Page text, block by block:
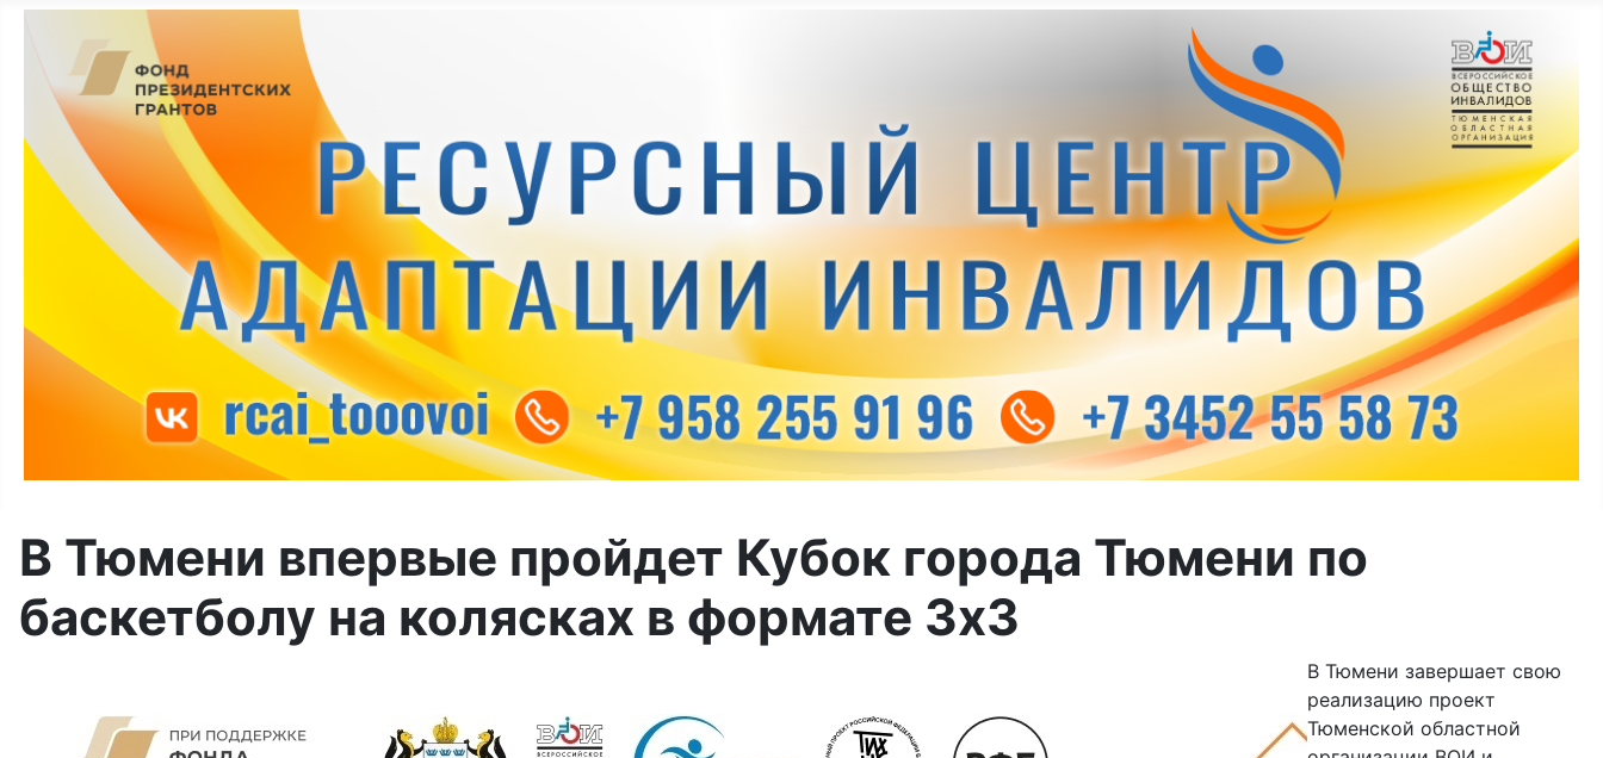
В Тюмени впервые пройдет Кубок города Тюмени по
баскетболу на колясках в формате 3x3
В Тюмени завершает свою
реализацию проект
Тюменской областной